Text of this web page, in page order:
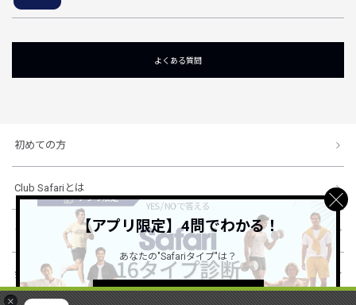
×
よくある質問
初めての方
Club Safariとは
ショッピングガイド
会社概要・規約
【アプリ限定】4問でわかる！
あなたの"Safariタイプ"は？
詳しくはこちら ＞